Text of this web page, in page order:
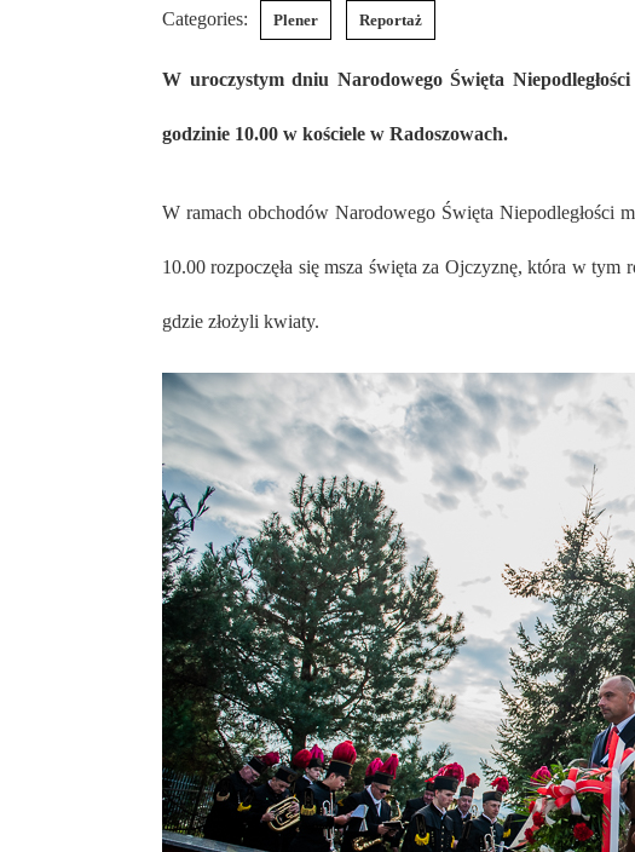
Categories: Plener Reportaż
W uroczystym dniu Narodowego Święta Niepodległości mieszkańcy Rydułtów uczcili patriotyczne tradycje, gromadząc się na mszy świętej za Ojczyznę o
godzinie 10.00 w kościele w Radoszowach.
W ramach obchodów Narodowego Święta Niepodległości
10.00 rozpoczęła się msza święta za Ojczyznę, która w
gdzie złożyli kwiaty.